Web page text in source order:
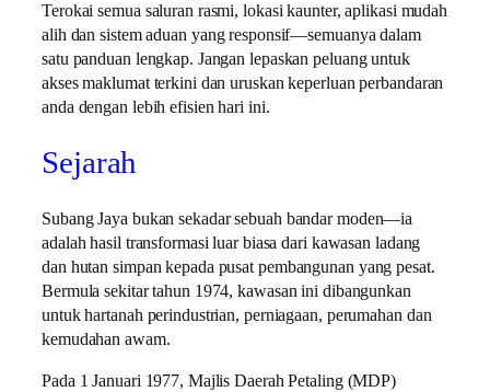
Terokai semua saluran rasmi, lokasi kaunter, aplikasi mudah
alih dan sistem aduan yang responsif—semuanya dalam
satu panduan lengkap. Jangan lepaskan peluang untuk
akses maklumat terkini dan uruskan keperluan perbandaran
anda dengan lebih efisien hari ini.
Sejarah
Subang Jaya bukan sekadar sebuah bandar moden—ia
adalah hasil transformasi luar biasa dari kawasan ladang
dan hutan simpan kepada pusat pembangunan yang pesat.
Bermula sekitar tahun 1974, kawasan ini dibangunkan
untuk hartanah perindustrian, perniagaan, perumahan dan
kemudahan awam.
Pada 1 Januari 1977, Majlis Daerah Petaling (MDP)